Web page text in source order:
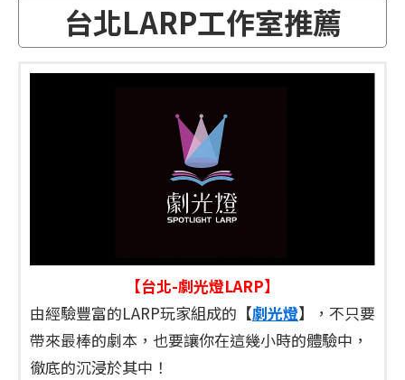
台北LARP工作室推薦
【台北-劇光燈LARP】
由經驗豐富的LARP玩家組成的【劇光燈】，不只要
帶來最棒的劇本，也要讓你在這幾小時的體驗中，
徹底的沉浸於其中！